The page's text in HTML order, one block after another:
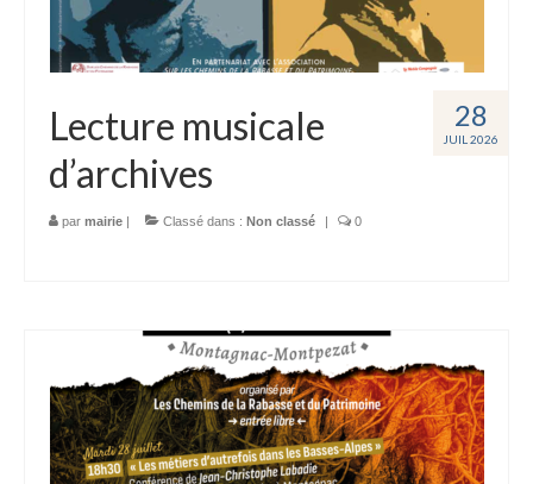
28
JUIL 2026
Lecture musicale
d’archives
par mairie | Classé dans : Non classé | 0